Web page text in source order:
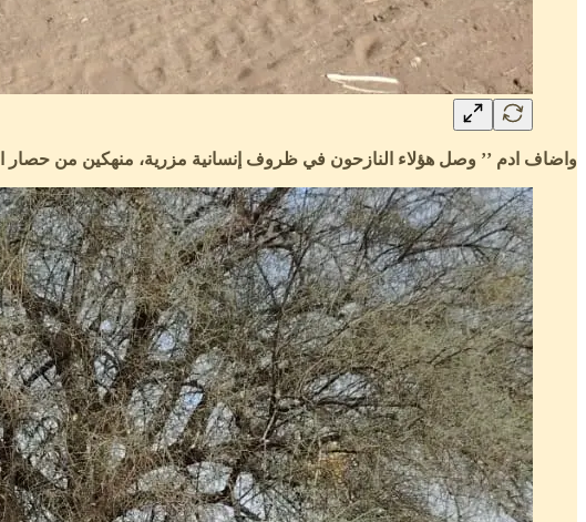
واضاف ادم ’’ وصل هؤلاء النازحون في ظروف إنسانية مزرية، منهكين من حصار